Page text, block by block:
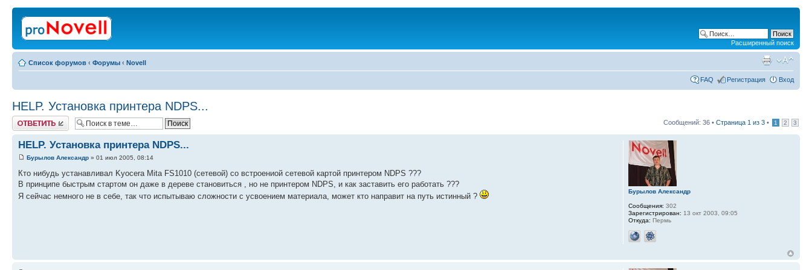
Расширенный поиск
Список форумов ‹ Форумы ‹ Novell
FAQ Регистрация Вход
HELP. Установка принтера NDPS...
Ответить Сообщений: 36 • Страница 1 из 3 • 1 2 3
HELP. Установка принтера NDPS...
Бурылов Александр » 01 июл 2005, 08:14
Кто нибудь устанавливал Kyocera Mita FS1010 (сетевой) со встроениой сетевой картой принтером NDPS ???
В принципе быстрым стартом он даже в дереве становиться , но не принтером NDPS, и как заставить его работать ???
Я сейчас немного не в себе, так что испытываю сложности с усвоением материала, может кто направит на путь истинный ?
Бурылов Александр
Сообщения: 302
Зарегистрирован: 13 окт 2003, 09:05
Откуда: Пермь